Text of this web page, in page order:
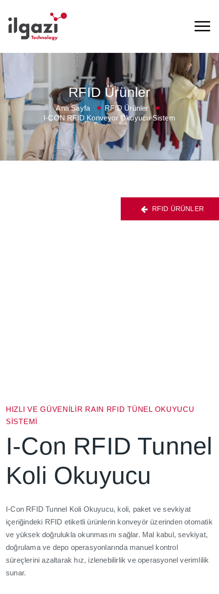
RFID Ürünler
Ana Sayfa
RFID Ürünler
I-CON RFID Konveyor Okuyucu Sistem
RFID ÜRÜNLER
HIZLI VE GÜVENILIR RAIN RFID TÜNEL OKUYUCU
SISTEMI
I-Con RFID Tunnel
Koli Okuyucu
I-Con RFID Tunnel Koli Okuyucu, koli, paket ve sevkiyat
içeriğindeki RFID etiketli ürünlerin konveyör üzerinden otomatik
ve yüksek doğrulukla okunmasını sağlar. Mal kabul, sevkiyat,
doğrulama ve depo operasyonlarında manuel kontrol
süreçlerini azaltarak hız, izlenebilirlik ve operasyonel verimlilik
sunar.